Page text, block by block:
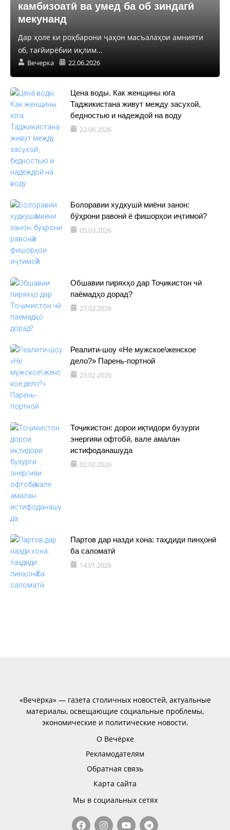
камбизоатӣ ва умед ба об зиндагӣ
мекунанд
Дар ҳоле ки роҳбарони ҷаҳон масъалаҳои амнияти
об, тағйирёбии иқлим...
Вечерка 22.06.2026
Цена воды. Как женщины юга
Таджикистана живут между засухой,
бедностью и надеждой на воду
22.06.2026
Болоравии худкушӣ миёни занон:
бӯҳрони равонӣ ё фишорҳои иҷтимоӣ?
05.03.2026
Обшавии пиряхҳо дар Тоҷикистон чӣ
паёмадҳо дорад?
27.02.2026
Реалити-шоу «Не мужское\женское
дело?» Парень-портной
23.02.2026
Тоҷикистон: дорои иқтидори бузурги
энергияи офтобӣ, вале амалан
истифоданашуда
02.02.2026
Партов дар назди хона: таҳдиди пинҳонӣ
ба саломатӣ
14.01.2026
«Вечёрка» — газета столичных новостей, актуальные
материалы, освещающие социальные проблемы,
экономические и политические новости.
О Вечёрке
Рекламодателям
Обратная связь
Карта сайта
Мы в социальных сетях